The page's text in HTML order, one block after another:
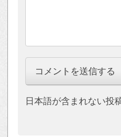
日本語が含まれない投